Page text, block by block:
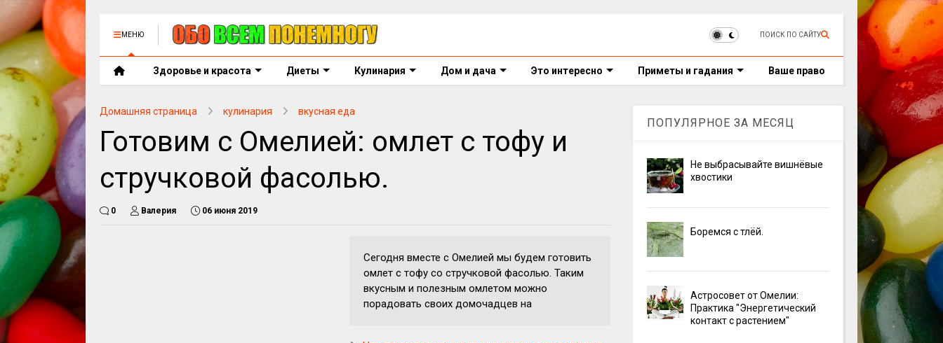
МЕНЮ ПОИСК ПО САЙТУ
Здоровье и красота Диеты Кулинария Дом и дача Это интересно Приметы и гадания Ваше право
Домашняя страница кулинария вкусная еда
Готовим с Омелией: омлет с тофу и
стручковой фасолью.
0 Валерия 06 июня 2019
Сегодня вместе с Омелией мы будем готовить
омлет с тофу со стручковой фасолью. Таким
вкусным и полезным омлетом можно
порадовать своих домочадцев на
ПОПУЛЯРНОЕ ЗА МЕСЯЦ
Не выбрасывайте вишнёвые
хвостики
Боремся с тлёй.
Астросовет от Омелии:
Практика "Энергетический
контакт с растением"